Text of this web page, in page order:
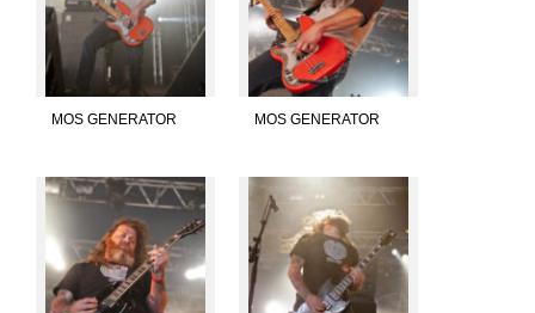
MOS GENERATOR MOS GENERATOR